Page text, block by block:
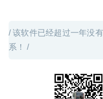
/ 该软件已经超过一年没
系！ /